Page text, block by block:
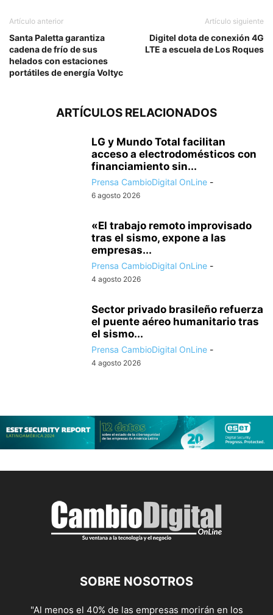
Artículo anterior
Santa Paletta garantiza
cadena de frío de sus
helados con estaciones
portátiles de energía Voltyc
Artículo siguiente
Digitel dota de conexión 4G
LTE a escuela de Los Roques
ARTÍCULOS RELACIONADOS
LG y Mundo Total facilitan
acceso a electrodomésticos con
financiamiento sin...
Prensa CambioDigital OnLine -
6 agosto 2026
«El trabajo remoto improvisado
tras el sismo, expone a las
empresas...
Prensa CambioDigital OnLine -
4 agosto 2026
Sector privado brasileño refuerza
el puente aéreo humanitario tras
el sismo...
Prensa CambioDigital OnLine -
4 agosto 2026
SOBRE NOSOTROS
"Al menos el 40% de las empresas morirán en los